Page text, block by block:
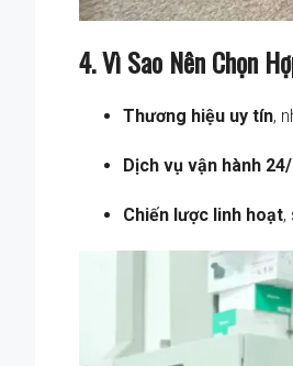
4. Vì Sao Nên Chọn
Thương hiệu uy tín,
Dịch vụ vận hành
Chiến lược linh hoạt,